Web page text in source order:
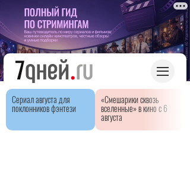
Сериал августа для
поклонников фэнтези
«Смешарики сквозь
вселенные» в кино с 6
августа